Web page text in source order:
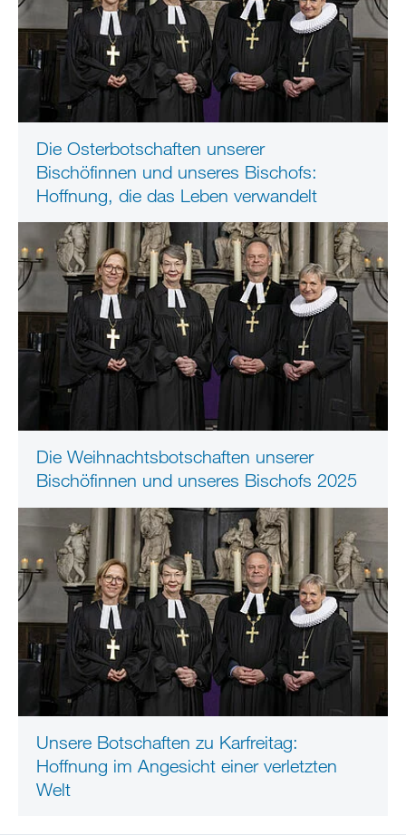
Die Osterbotschaften unserer
Bischöfinnen und unseres Bischofs:
Hoffnung, die das Leben verwandelt
Die Weihnachtsbotschaften unserer
Bischöfinnen und unseres Bischofs 2025
Unsere Botschaften zu Karfreitag:
Hoffnung im Angesicht einer verletzten
Welt